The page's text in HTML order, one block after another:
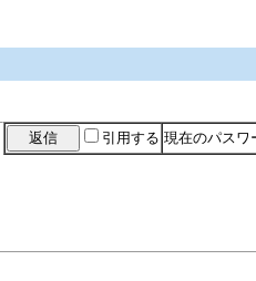
引用する 現在のパスワ